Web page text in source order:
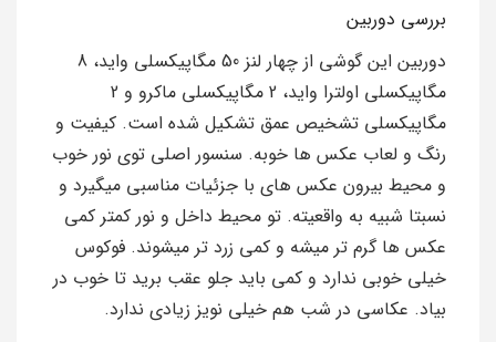
بررسی دوربین
دوربین این گوشی از چهار لنز 50 مگاپیکسلی واید، 8
مگاپیکسلی اولترا واید، 2 مگاپیکسلی ماکرو و 2
مگاپیکسلی تشخیص عمق تشکیل شده است. کیفیت و
رنگ و لعاب عکس ها خوبه. سنسور اصلی توی نور خوب
و محیط بیرون عکس های با جزئیات مناسبی میگیرد و
نسبتا شبیه به واقعیته. تو محیط داخل و نور کمتر کمی
عکس ها گرم تر میشه و کمی زرد تر میشوند. فوکوس
خیلی خوبی ندارد و کمی باید جلو عقب برید تا خوب در
بیاد. عکاسی در شب هم خیلی نویز زیادی ندارد.